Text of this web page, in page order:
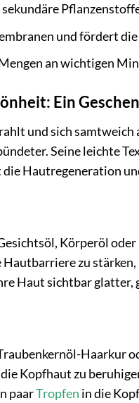
und fördert
an wichtigen
Ein
und sich
Seine leichte
Hautregeneration
Körperöl
Hautbarriere zu
Haut sichtbar glatter,
Haarkur
Kopfhaut zu
paarTropfen in die